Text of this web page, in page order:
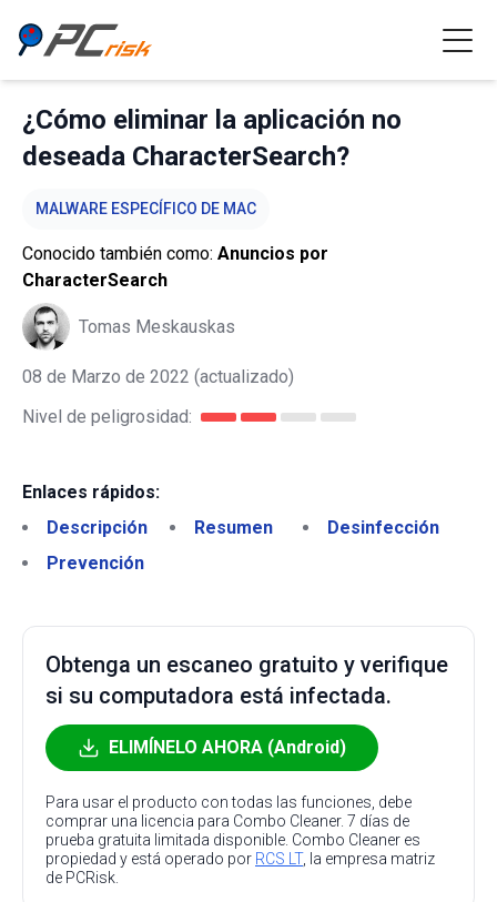
¿Cómo eliminar la aplicación no
deseada CharacterSearch?
MALWARE ESPECÍFICO DE MAC
Conocido también como: Anuncios por
CharacterSearch
Tomas Meskauskas
08 de Marzo de 2022 (actualizado)
Nivel de peligrosidad:
Enlaces rápidos:
Descripción
Resumen
Desinfección
Prevención
Obtenga un escaneo gratuito y verifique
si su computadora está infectada.
ELIMÍNELO AHORA (Android)
Para usar el producto con todas las funciones, debe
comprar una licencia para Combo Cleaner. 7 días de
prueba gratuita limitada disponible. Combo Cleaner es
propiedad y está operado por RCS LT, la empresa matriz
de PCRisk.